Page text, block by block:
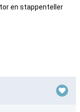
en stappenteller